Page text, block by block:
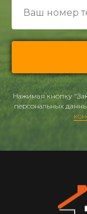
Нажимая кнопку
персональных